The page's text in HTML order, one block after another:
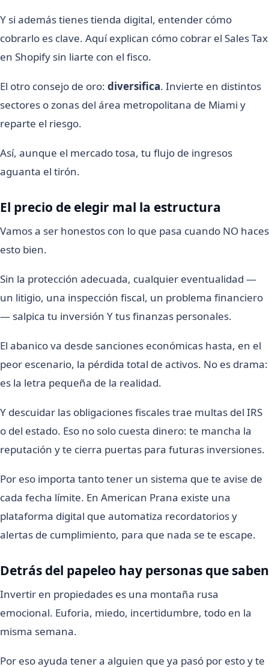
Y si además tienes tienda digital, entender cómo
cobrarlo es clave. Aquí explican cómo cobrar el Sales Tax
en Shopify sin liarte con el fisco.
El otro consejo de oro: diversifica. Invierte en distintos
sectores o zonas del área metropolitana de Miami y
reparte el riesgo.
Así, aunque el mercado tosa, tu flujo de ingresos
aguanta el tirón.
El precio de elegir mal la estructura
Vamos a ser honestos con lo que pasa cuando NO haces
esto bien.
Sin la protección adecuada, cualquier eventualidad —
un litigio, una inspección fiscal, un problema financiero
— salpica tu inversión Y tus finanzas personales.
El abanico va desde sanciones económicas hasta, en el
peor escenario, la pérdida total de activos. No es drama:
es la letra pequeña de la realidad.
Y descuidar las obligaciones fiscales trae multas del IRS
o del estado. Eso no solo cuesta dinero: te mancha la
reputación y te cierra puertas para futuras inversiones.
Por eso importa tanto tener un sistema que te avise de
cada fecha límite. En American Prana existe una
plataforma digital que automatiza recordatorios y
alertas de cumplimiento, para que nada se te escape.
Detrás del papeleo hay personas que saben
Invertir en propiedades es una montaña rusa
emocional. Euforia, miedo, incertidumbre, todo en la
misma semana.
Por eso ayuda tener a alguien que ya pasó por esto y te